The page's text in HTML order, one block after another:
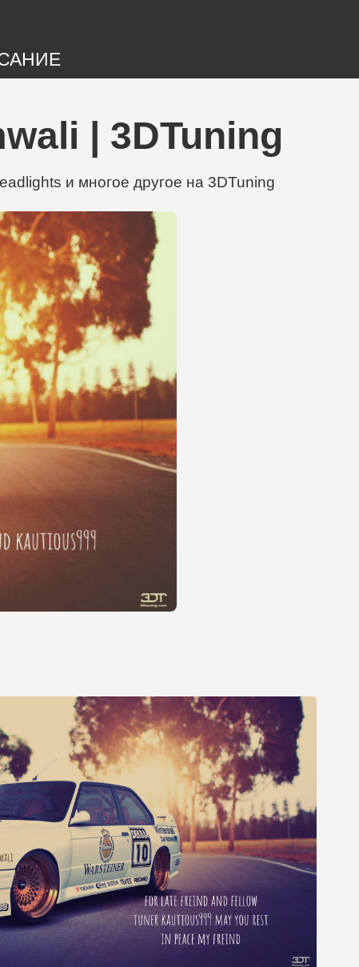
| 3DTuning
и многое другое на 3DTuning